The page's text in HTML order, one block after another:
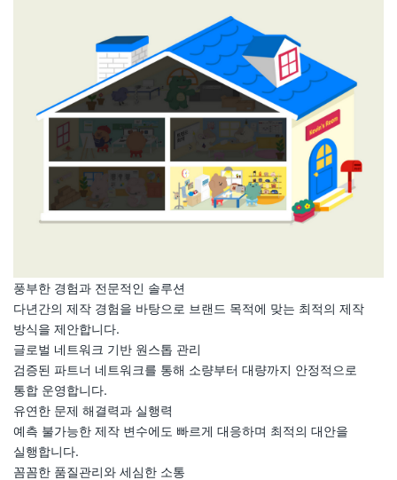
풍부한 경험과 전문적인 솔루션
다년간의 제작 경험을 바탕으로 브랜드 목적에 맞는 최적의 제작
방식을 제안합니다.
글로벌 네트워크 기반 원스톱 관리
검증된 파트너 네트워크를 통해 소량부터 대량까지 안정적으로
통합 운영합니다.
유연한 문제 해결력과 실행력
예측 불가능한 제작 변수에도 빠르게 대응하며 최적의 대안을
실행합니다.
꼼꼼한 품질관리와 세심한 소통